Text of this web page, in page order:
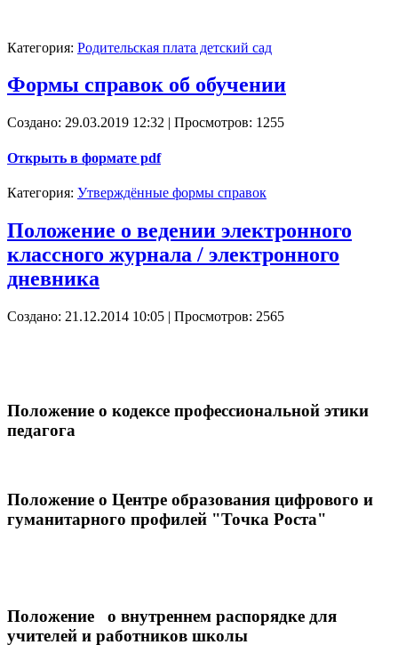
Категория: Родительская плата детский сад
Формы справок об обучении
Создано: 29.03.2019 12:32 | Просмотров: 1255
Открыть в формате pdf
Категория: Утверждённые формы справок
Положение о ведении электронного
классного журнала / электронного
дневника
Создано: 21.12.2014 10:05 | Просмотров: 2565
Положение о кодексе профессиональной этики
педагога
Положение о Центре образования цифрового и
гуманитарного профилей "Точка Роста"
Положение
о внутреннем распорядке для
учителей и работников школы